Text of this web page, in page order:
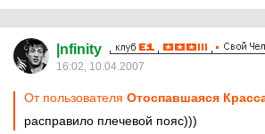
|nfinity
16:02, 10.04.2007
От пользователя Отоспавшаяся
расправило плечевой пояс)))